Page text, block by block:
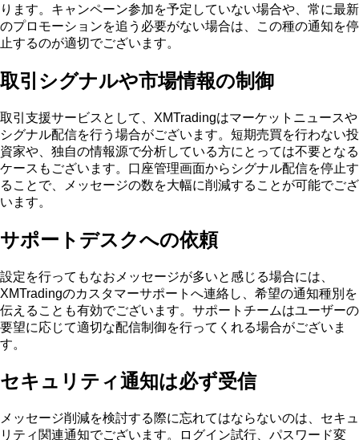
ります。キャンペーン参加を予定していない場合や、常に最新
のプロモーションを追う必要がない場合は、この種の通知を停
止するのが適切でございます。
取引シグナルや市場情報の制御
取引支援サービスとして、XMTradingはマーケットニュースや
シグナル配信を行う場合がございます。短期売買を行わない投
資家や、独自の情報源で分析している方にとっては不要となる
ケースもございます。口座管理画面からシグナル配信を停止す
ることで、メッセージの数を大幅に削減することが可能でござ
います。
サポートデスクへの依頼
設定を行ってもなおメッセージが多いと感じる場合には、
XMTradingのカスタマーサポートへ連絡し、希望の通知種別を
伝えることも有効でございます。サポートチームはユーザーの
要望に応じて適切な配信制御を行ってくれる場合がございま
す。
セキュリティ通知は必ず受信
メッセージ削減を検討する際に忘れてはならないのは、セキュ
リティ関連通知でございます。ログイン試行、パスワード変